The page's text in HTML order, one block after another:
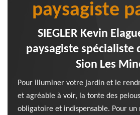
paysagiste
SIEGLER Kevin
paysagiste spécialiste
Sion Les
Pour illuminer votre jardin et le
et agréable à voir, la tonte des
obligatoire et indispensable. Pour un